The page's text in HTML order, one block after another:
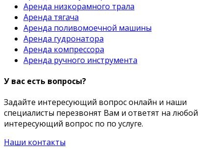
Аренда низкорамного трала
Аренда тягача
Аренда поливомоечной машины
Аренда гудронатора
Аренда компрессора
Аренда ручного инструмента
У вас есть вопросы?
Задайте интересующий вопрос онлайн и наши
специалисты перезвонят Вам и ответят на любой
интересующий вопрос по по услуге.
Наши контакты